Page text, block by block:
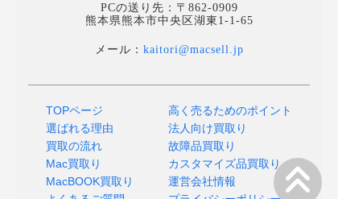
PCの送り先：〒862-0909
熊本県熊本市中央区湖東1-1-65
メール： kaitori@macsell.jp
TOPページ
選ばれる理由
買取の流れ
Mac買取り
MacBOOK買取り
高く売るためのポイント
法人向け買取り
故障品買取り
カスタマイズ品買取り
運営会社情報